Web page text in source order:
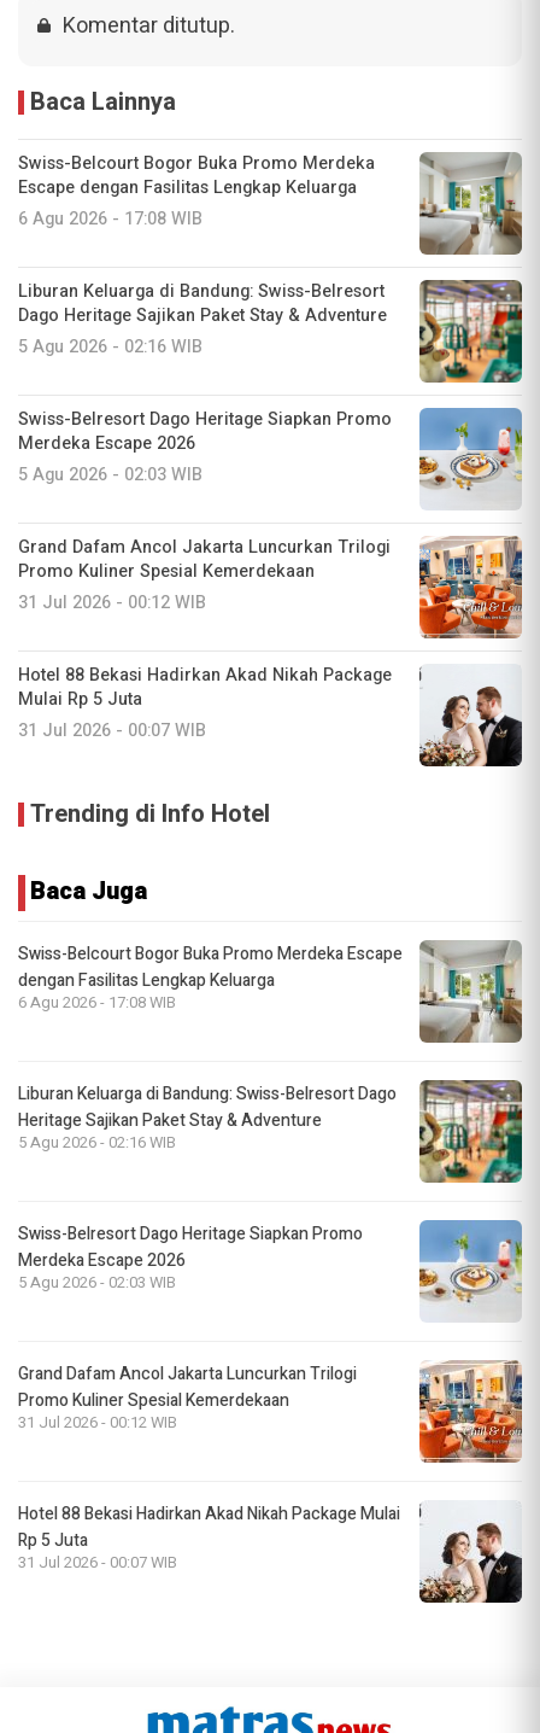
Komentar ditutup.
Baca Lainnya
Swiss-Belcourt Bogor Buka Promo Merdeka
Escape dengan Fasilitas Lengkap Keluarga
6 Agu 2026 - 17:08 WIB
Liburan Keluarga di Bandung: Swiss-Belresort
Dago Heritage Sajikan Paket Stay & Adventure
5 Agu 2026 - 02:16 WIB
Swiss-Belresort Dago Heritage Siapkan Promo
Merdeka Escape 2026
5 Agu 2026 - 02:03 WIB
Grand Dafam Ancol Jakarta Luncurkan Trilogi
Promo Kuliner Spesial Kemerdekaan
31 Jul 2026 - 00:12 WIB
Hotel 88 Bekasi Hadirkan Akad Nikah Package
Mulai Rp 5 Juta
31 Jul 2026 - 00:07 WIB
Trending di Info Hotel
Baca Juga
Swiss-Belcourt Bogor Buka Promo Merdeka Escape
dengan Fasilitas Lengkap Keluarga
6 Agu 2026 - 17:08 WIB
Liburan Keluarga di Bandung: Swiss-Belresort Dago
Heritage Sajikan Paket Stay & Adventure
5 Agu 2026 - 02:16 WIB
Swiss-Belresort Dago Heritage Siapkan Promo
Merdeka Escape 2026
5 Agu 2026 - 02:03 WIB
Grand Dafam Ancol Jakarta Luncurkan Trilogi
Promo Kuliner Spesial Kemerdekaan
31 Jul 2026 - 00:12 WIB
Hotel 88 Bekasi Hadirkan Akad Nikah Package Mulai
Rp 5 Juta
31 Jul 2026 - 00:07 WIB